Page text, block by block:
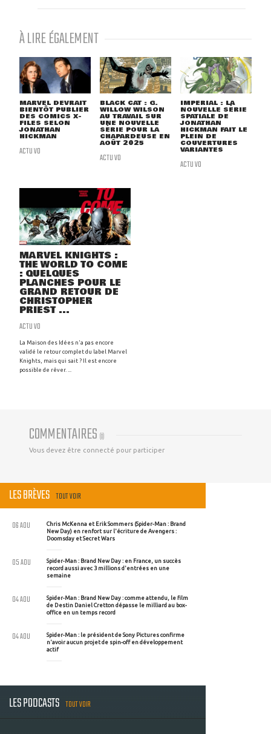
À LIRE ÉGALEMENT
MARVEL DEVRAIT
BIENTÔT PUBLIER
DES COMICS X-
FILES SELON
JONATHAN
HICKMAN
ACTU VO
BLACK CAT : G.
WILLOW WILSON
AU TRAVAIL SUR
UNE NOUVELLE
SÉRIE POUR LA
CHAPARDEUSE EN
AOÛT 2025
ACTU VO
IMPERIAL : LA
NOUVELLE SÉRIE
SPATIALE DE
JONATHAN
HICKMAN FAIT LE
PLEIN DE
COUVERTURES
VARIANTES
ACTU VO
MARVEL KNIGHTS :
THE WORLD TO COME
: QUELQUES
PLANCHES POUR LE
GRAND RETOUR DE
CHRISTOPHER
PRIEST ...
ACTU VO
La Maison des Idées n'a pas encore
validé le retour complet du label Marvel
Knights, mais qui sait ? Il est encore
possible de rêver. ...
COMMENTAIRES (0)
Vous devez être connecté pour participer
LES BRÈVES TOUT VOIR
Chris McKenna et Erik Sommers (Spider-Man : Brand
New Day) en renfort sur l'écriture de Avengers :
Doomsday et Secret Wars
06 AOU
Spider-Man : Brand New Day : en France, un succès
record aussi avec 3 millions d'entrées en une
semaine
05 AOU
Spider-Man : Brand New Day : comme attendu, le film
de Destin Daniel Cretton dépasse le milliard au box-
office en un temps record
04 AOU
Spider-Man : le président de Sony Pictures confirme
n'avoir aucun projet de spin-off en développement
actif
04 AOU
LES PODCASTS TOUT VOIR